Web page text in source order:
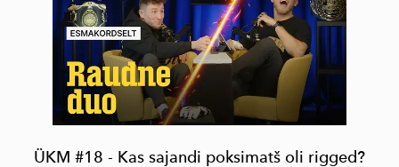
ÜKM #18 - Kas sajandi poksimatš oli rigged?